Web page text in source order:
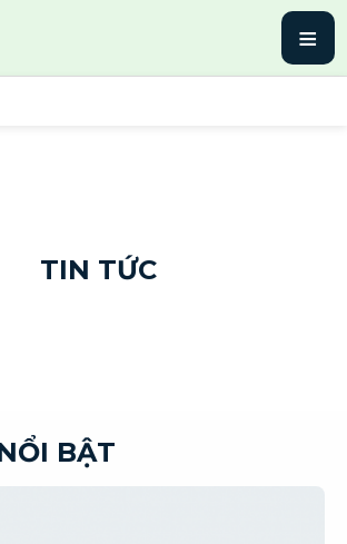
≡
TIN TỨC
BẬT